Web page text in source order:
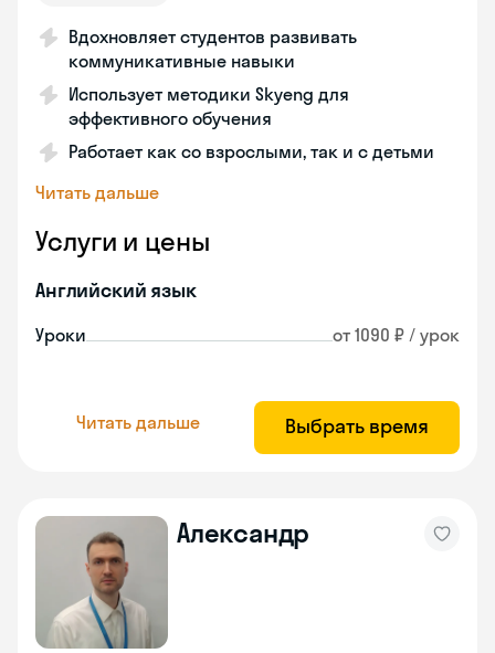
Вдохновляет студентов развивать
коммуникативные навыки
Использует методики Skyeng для
эффективного обучения
Работает как со взрослыми, так и с детьми
Читать дальше
Услуги и цены
Английский язык
Уроки от 1090 ₽ / урок
Читать дальше Выбрать время
Александр